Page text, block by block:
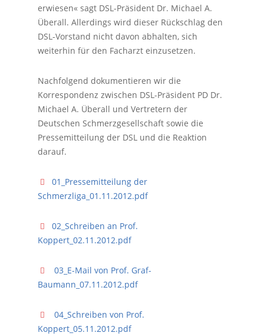
erwiesen« sagt DSL-Präsident Dr. Michael A.
Überall. Allerdings wird dieser Rückschlag den
DSL-Vorstand nicht davon abhalten, sich
weiterhin für den Facharzt einzusetzen.
Nachfolgend dokumentieren wir die
Korrespondenz zwischen DSL-Präsident PD Dr.
Michael A. Überall und Vertretern der
Deutschen Schmerzgesellschaft sowie die
Pressemitteilung der DSL und die Reaktion
darauf.
01_Pressemitteilung der
Schmerzliga_01.11.2012.pdf
02_Schreiben an Prof.
Koppert_02.11.2012.pdf
03_E-Mail von Prof. Graf-
Baumann_07.11.2012.pdf
04_Schreiben von Prof.
Koppert_05.11.2012.pdf